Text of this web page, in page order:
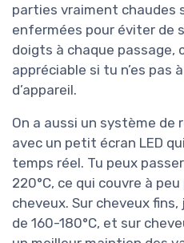
parties vraiment chaudes
enfermées pour éviter de
doigts à chaque passage,
appréciable si tu n’es pas
d’appareil.
On a aussi un système
avec un petit écran LED
temps réel. Tu peux
220°C, ce qui couvre à
cheveux. Sur cheveux
de 160-180°C, et sur